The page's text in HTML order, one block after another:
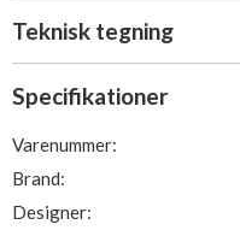
Teknisk tegning
Specifikationer
Varenummer:
Brand:
Designer: